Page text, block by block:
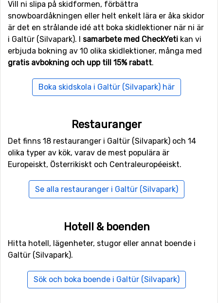
(Silvapark) är 75 kilometer. Det är även möjligt att flyga
till flygplatserna
Kranebitten
, Innsbruck, som ligger 94
kilometer bort, och Bolzano Airportsom har ett avstånd
på 104 kilometer till Galtür (Silvapark).
Alldeles runt hörnet, med bara ett avstånd på 9
(17 kilometer).
Vill ni slipa på skidformen, förbättra
snowboardåkningen eller helt enkelt lära er åka skidor
är det en strålande idé att boka skidlektioner när ni är
i Galtür (Silvapark). I samarbete med CheckYeti kan vi
erbjuda bokning av 10 olika skidlektioner, många med
gratis avbokning och upp till 15% rabatt.
Boka skidskola i Galtür (Silvapark) här
Restauranger
Det finns 18 restauranger i Galtür (Silvapark) och 14
olika typer av kök, varav de mest populära är
Europeiskt, Österrikiskt och Centraleuropéeiskt.
Se alla restauranger i Galtür (Silvapark)
Hotell & boenden
Hitta hotell, lägenheter, stugor eller annat boende i
Galtür (Silvapark).
Sök och boka boende i Galtür (Silvapark)